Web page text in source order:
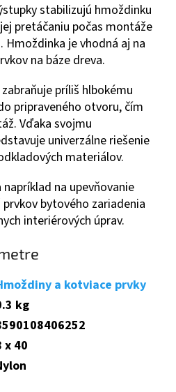
stabilizujú hmoždinku
pretáčaniu počas montáže
Hmoždinka je vhodná aj na
na báze dreva.
príliš hlbokému
pripraveného otvoru, čím
Vďaka svojmu
univerzálne riešenie
materiálov.
na upevňovanie
bytového zariadenia
interiérových úprav.
a kotviace prvky
kg
x 40